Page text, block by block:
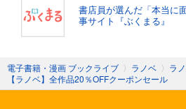
書店員が選んだ「本当に
事サイト『ぶくまる』
電子書籍・漫画 ブックライブ 〉 ラノベ 〉 ラ
【ラノベ】全作品20％OFFクーポンセール